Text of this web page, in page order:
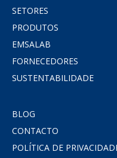
SETORES
PRODUTOS
EMSALAB
FORNECEDORES
SUSTENTABILIDADE
BLOG
CONTACTO
POLÍTICA DE